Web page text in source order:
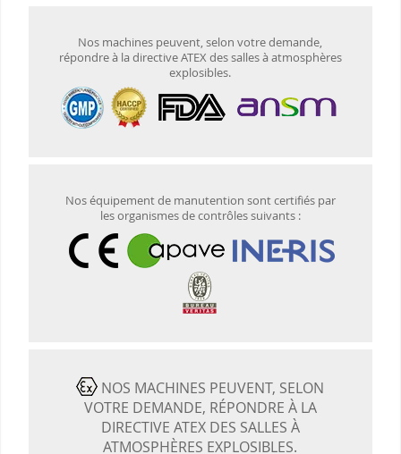
Nos machines peuvent, selon votre demande,
répondre à la directive ATEX des salles à atmosphères
explosibles.
Nos équipement de manutention sont certifiés par
les organismes de contrôles suivants :
NOS MACHINES PEUVENT, SELON
VOTRE DEMANDE, RÉPONDRE À LA
DIRECTIVE ATEX DES SALLES À
ATMOSPHÈRES EXPLOSIBLES.